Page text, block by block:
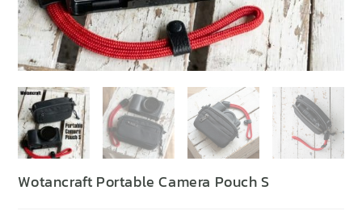
Wotancraft Portable Camera Pouch S